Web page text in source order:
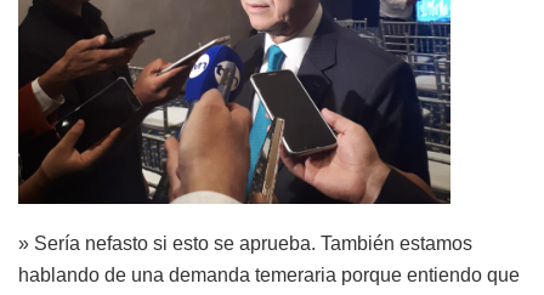
» Sería nefasto si esto se aprueba. También estamos
hablando de una demanda temeraria porque entiendo que